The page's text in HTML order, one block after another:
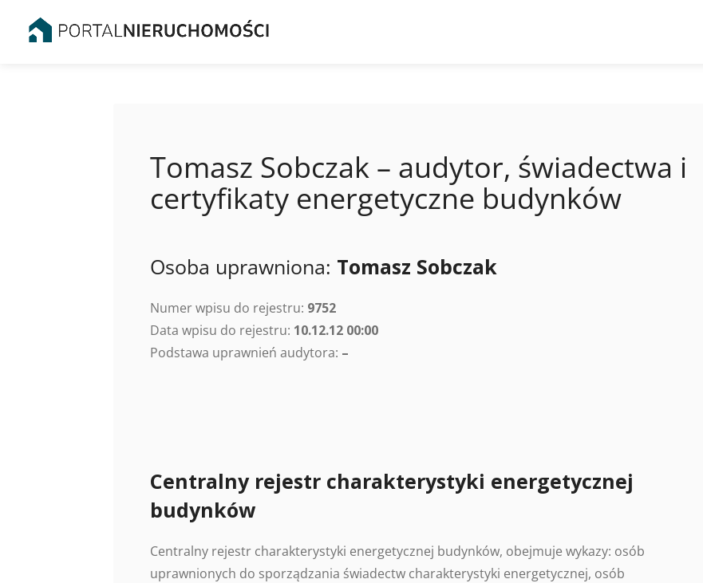
Tomasz Sobczak – audytor, świadectwa i
certyfikaty energetyczne budynków
Osoba uprawniona: Tomasz Sobczak
Numer wpisu do rejestru: 9752
Data wpisu do rejestru: 10.12.12 00:00
Podstawa uprawnień audytora: –
Centralny rejestr charakterystyki energetycznej
budynków
Centralny rejestr charakterystyki energetycznej budynków, obejmuje wykazy: osób
uprawnionych do sporządzania świadectw charakterystyki energetycznej, osób